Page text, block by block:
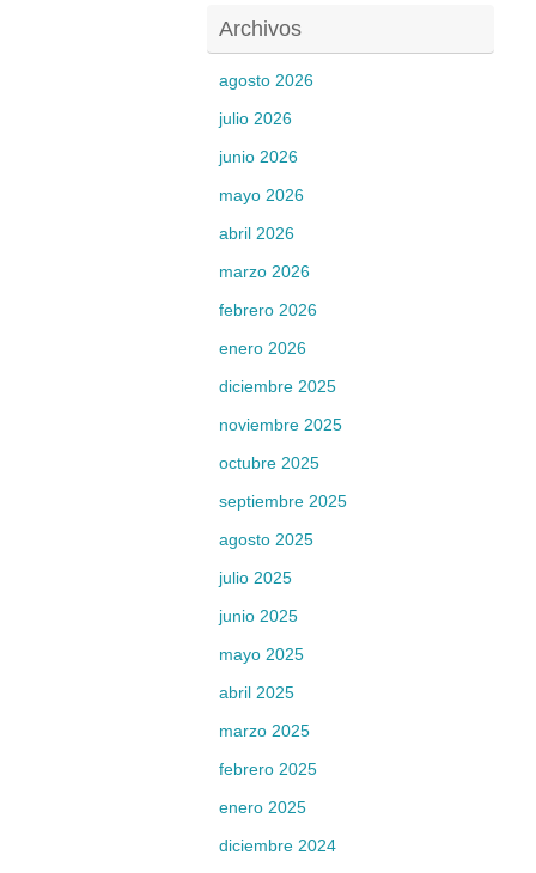
Archivos
agosto 2026
julio 2026
junio 2026
mayo 2026
abril 2026
marzo 2026
febrero 2026
enero 2026
diciembre 2025
noviembre 2025
octubre 2025
septiembre 2025
agosto 2025
julio 2025
junio 2025
mayo 2025
abril 2025
marzo 2025
febrero 2025
enero 2025
diciembre 2024